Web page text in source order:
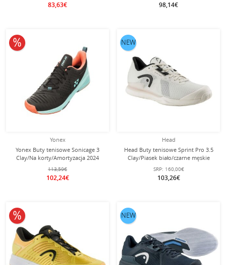
83,63€ 98,14€
Yonex
Yonex Buty tenisowe Sonicage 3
Clay/Na korty/Amortyzacja 2024
czarne/niebieskie męskie
113,59€
102,24€
10% obniżone
Head
Head Buty tenisowe Sprint Pro 3.5
Clay/Piasek biało/czarne męskie
SRP: 160,00€
103,26€
NEW
10% obniżone NEW